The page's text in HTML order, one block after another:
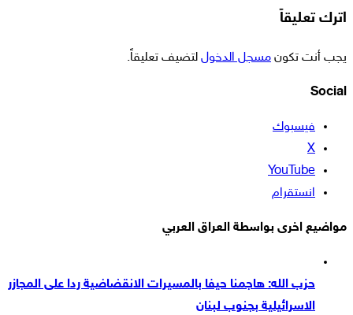
اترك تعليقاً
يجب أنت تكون مسجل الدخول لتضيف تعليقاً.
Social
فيسبوك
‫X
‫YouTube
انستقرام
مواضيع اخرى بواسطة العراق العربي
حزب الله: هاجمنا حيفا بالمسيرات الانقضاضية ردا على المجازر
الاسرائيلية بجنوب لبنان